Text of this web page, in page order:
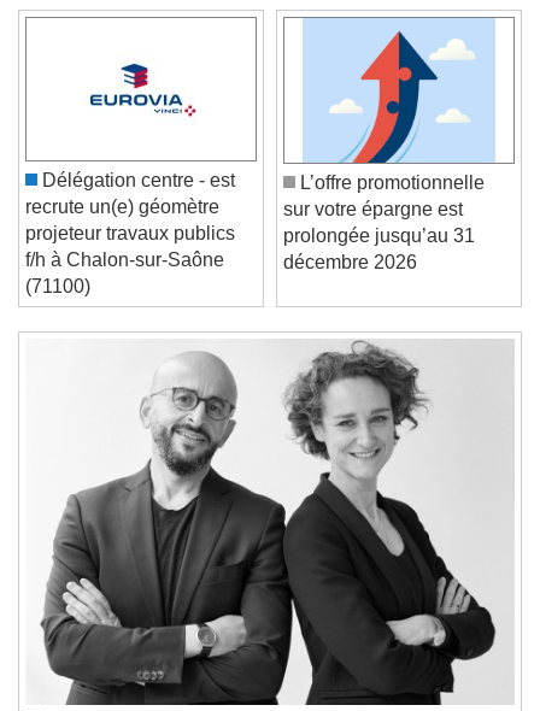
Video Player is loading.
Play Video
Skip Forward
Unmute
Current Time
/
Duration-:-
Loaded:0%
Seek to live, currently behind liveLIVE
Remaining Time-0:00
Playback Rate
Chapters
Chapters
Descriptions
descriptions off, selected
subtitles settings
, opens subtitles
settings dialog
subtitles off, selected
Audio Track
Délégation centre - est
recrute un(e) géomètre
projeteur travaux publics
f/h à Chalon-sur-Saône
(71100)
L’offre promotionnelle
sur votre épargne est
prolongée jusqu’au 31
décembre 2026